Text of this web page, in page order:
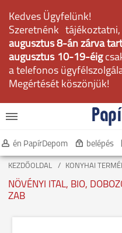
Kedves Ügyfelünk!
Szeretnénk
augusztus 8-án zárva tart
augusztus 10-19-éig
a telefonos
Megértését köszönjük!
én PapírDepom belépés
KEZDŐOLDAL KONYHAI
NÖVÉNYI ITAL, BIO,
ZAB